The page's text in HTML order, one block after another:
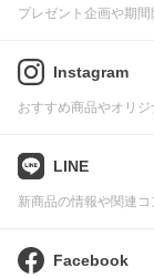
プレゼント企画や期
Instagram
おすすめ商品やオリ
LINE
新商品の情報や関連
Facebook